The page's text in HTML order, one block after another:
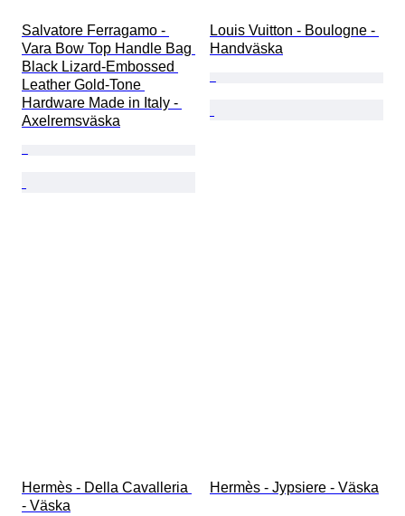
Salvatore Ferragamo -
Vara Bow Top Handle Bag
Black Lizard-Embossed
Leather Gold-Tone
Hardware Made in Italy -
Axelremsväska
Louis Vuitton - Boulogne -
Handväska
Hermès - Della Cavalleria
- Väska
Hermès - Jypsiere - Väska